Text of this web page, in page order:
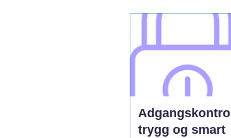
Adgangskontroll
trygg og smart